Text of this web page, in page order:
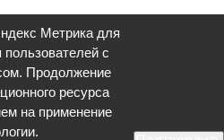
Метрика для
с
Продолжение
ресурса
на применение